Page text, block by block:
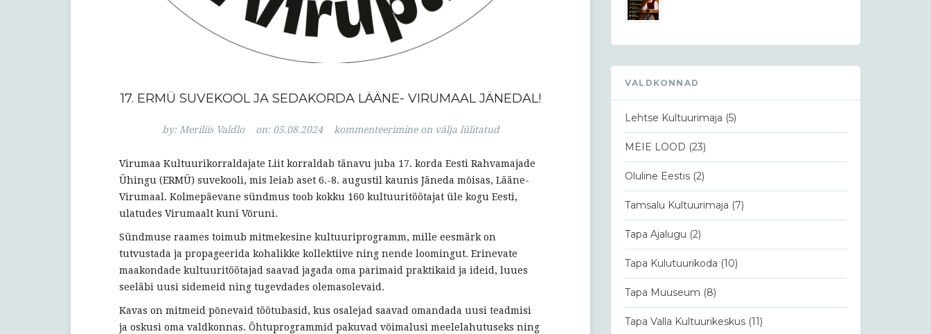
17. ERMÜ SUVEKOOL JA SEDAKORDA LÄÄNE- VIRUMAAL JÄNEDAL!
by: Meriliis Valdlo on: 05.08.2024
17.
suvekool
ja
sedakorda
Jänedal!
kommenteerimine on välja lülitatud
Virumaa Kultuurikorraldajate Liit korraldab tänavu juba 17. korda Eesti Rahvamajade
Ühingu (ERMÜ) suvekooli, mis leiab aset 6.-8. augustil kaunis Jäneda mõisas, Lääne-
Virumaal. Kolmepäevane sündmus toob kokku 160 kultuuritöötajat üle kogu Eesti,
ulatudes Virumaalt kuni Võruni.
Sündmuse raames toimub mitmekesine kultuuriprogramm, mille eesmärk on
tutvustada ja propageerida kohalikke kollektiive ning nende loomingut. Erinevate
maakondade kultuuritöötajad saavad jagada oma parimaid praktikaid ja ideid, luues
seeläbi uusi sidemeid ning tugevdades olemasolevaid.
Kavas on mitmeid põnevaid töötubasid, kus osalejad saavad omandada uusi teadmisi
ja oskusi oma valdkonnas. Õhtuprogrammid pakuvad võimalusi meelelahutuseks ning
VALDKONNAD
Lehtse Kultuurimaja (5)
MEIE LOOD (23)
Oluline Eestis (2)
Tamsalu Kultuurimaja (7)
Tapa Ajalugu (2)
Tapa Kulutuurikoda (10)
Tapa Muuseum (8)
Tapa Valla Kultuurikeskus (11)